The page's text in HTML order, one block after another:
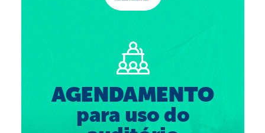
Suspensão do Exercício Profissional
Procedimento para registro
Valores dos serviços
Reserva de auditório